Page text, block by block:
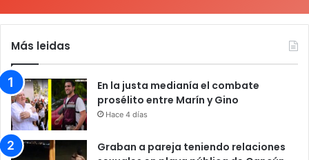
Más leidas
En la justa medianía el combate
prosélito entre Marín y Gino
Hace 4 días
Graban a pareja teniendo relaciones